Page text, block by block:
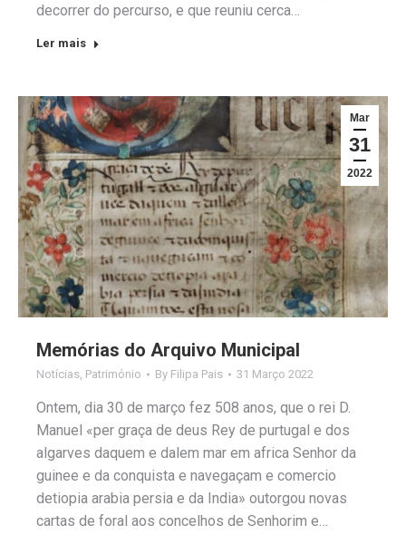
decorrer do percurso, e que reuniu cerca…
Ler mais
Mar
31
2022
Memórias do Arquivo Municipal
Notícias, Património By Filipa Pais 31 Março 2022
Ontem, dia 30 de março fez 508 anos, que o rei D.
Manuel «per graça de deus Rey de purtugal e dos
algarves daquem e dalem mar em africa Senhor da
guinee e da conquista e navegaçam e comercio
detiopia arabia persia e da India» outorgou novas
cartas de foral aos concelhos de Senhorim e…